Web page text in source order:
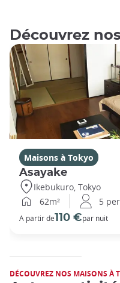
Découvrez
Maisons à Tokyo
Asayake
Ikebukuro, Tokyo
62m²
5
A partir de110 €par nuit
DÉCOUVREZ NOS MAISONS À